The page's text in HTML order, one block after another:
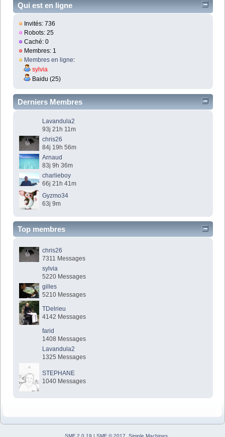
Qui est en ligne
Invités: 736
Robots: 25
Caché: 0
Membres: 1
Membres en ligne:
sylvia
Baidu (25)
Derniers Membres
Lavandula2
93j 21h 11m
chris26
84j 19h 56m
Arnaud
83j 9h 36m
charlieboy
66j 21h 41m
Gyzmo34
63j 9m
Top membres
chris26
7311 Messages
sylvia
5220 Messages
gilles
5210 Messages
TDelrieu
4142 Messages
farid
1408 Messages
Lavandula2
1325 Messages
STEPHANE
1040 Messages
SMF 2.0.19 | SMF © 2017 Simple Machines